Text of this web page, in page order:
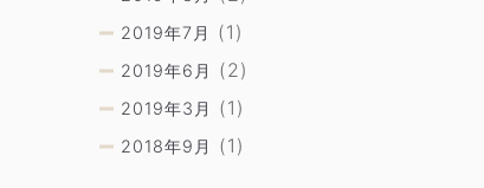
2019年7月 (1)
2019年6月 (2)
2019年3月 (1)
2018年9月 (1)